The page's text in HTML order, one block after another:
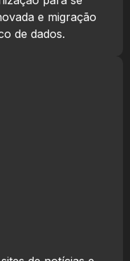
e migração
de dados.